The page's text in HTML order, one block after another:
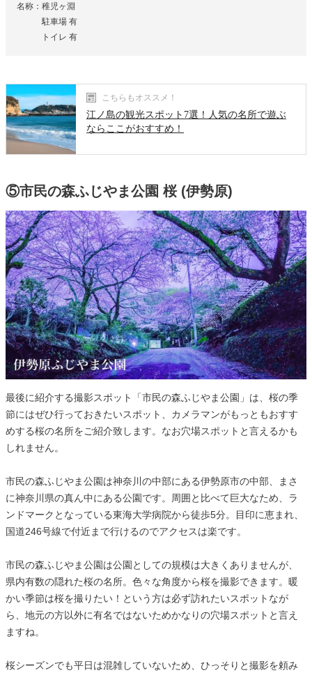
名称：稚児ヶ淵
駐車場 有
トイレ 有
こちらもオススメ！
江ノ島の観光スポット7選！人気の名所で遊ぶ
ならここがおすすめ！
⑤市民の森ふじやま公園 桜 (伊勢原)
最後に紹介する撮影スポット「市民の森ふじやま公園」は、桜の季
節にはぜひ行っておきたいスポット、カメラマンがもっともおすす
めする桜の名所をご紹介致します。なお穴場スポットと言えるかも
しれません。
市民の森ふじやま公園は神奈川の中部にある伊勢原市の中部、まさ
に神奈川県の真ん中にある公園です。周囲と比べて巨大なため、ラ
ンドマークとなっている東海大学病院から徒歩5分。目印に恵まれ、
国道246号線で付近まで行けるのでアクセスは楽です。
市民の森ふじやま公園は公園としての規模は大きくありませんが、
県内有数の隠れた桜の名所。色々な角度から桜を撮影できます。暖
かい季節は桜を撮りたい！という方は必ず訪れたいスポットなが
ら、地元の方以外に有名ではないためかなりの穴場スポットと言え
ますね。
桜シーズンでも平日は混雑していないため、ひっそりと撮影を頼み